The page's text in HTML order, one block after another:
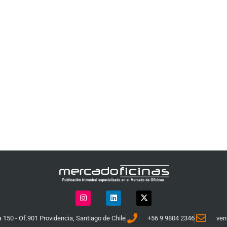
150 - Of.901 Providencia, Santiago de Chile +56 9 9804 2346